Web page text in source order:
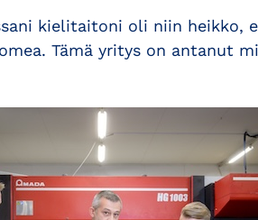
kielitaitoni oli niin heikko,
Tämä yritys on antanut